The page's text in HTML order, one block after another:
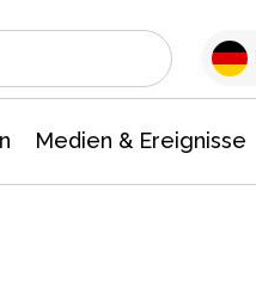
Medien & Ereignisse